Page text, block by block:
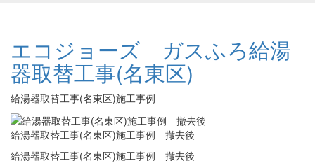
エコジョーズ ガスふろ給湯
器取替工事(名東区)
給湯器取替工事(名東区)施工事例
給湯器取替工事(名東区)施工事例 撤去後
給湯器取替工事(名東区)施工事例 撤去後